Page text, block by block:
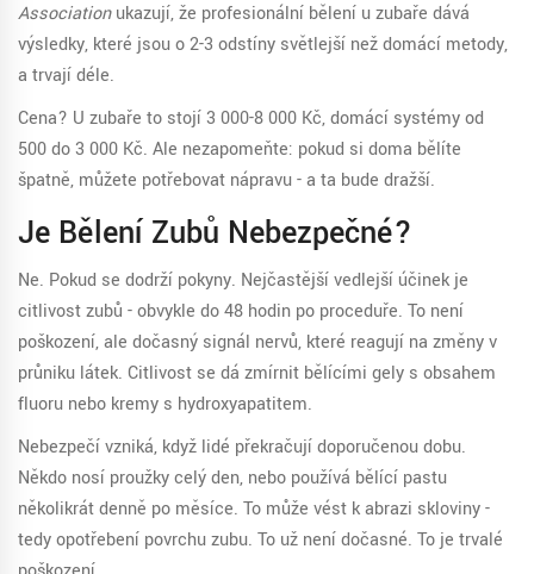
Associationukazují, že profesionální bělení u zubaře dává
výsledky, které jsou o 2-3 odstíny světlejší než domácí metody,
a trvají déle.
Cena? U zubaře to stojí 3 000-8 000 Kč, domácí systémy od
500 do 3 000 Kč. Ale nezapomeňte: pokud si doma bělíte
špatně, můžete potřebovat nápravu - a ta bude dražší.
Je Bělení Zubů Nebezpečné?
Ne. Pokud se dodrží pokyny. Nejčastější vedlejší účinek je
citlivost zubů - obvykle do 48 hodin po proceduře. To není
poškození, ale dočasný signál nervů, které reagují na změny v
průniku látek. Citlivost se dá zmírnit bělícími gely s obsahem
fluoru nebo kremy s hydroxyapatitem.
Nebezpečí vzniká, když lidé překračují doporučenou dobu.
Někdo nosí proužky celý den, nebo používá bělící pastu
několikrát denně po měsíce. To může vést k abrazi skloviny -
tedy opotřebení povrchu zubu. To už není dočasné. To je trvalé